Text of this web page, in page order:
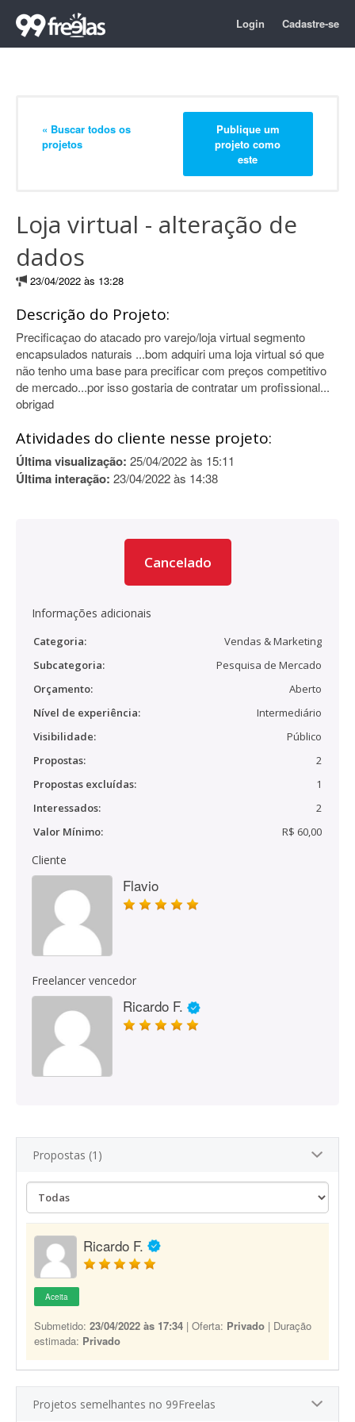
Login Cadastre-se
« Buscar todos os
projetos
Publique um
projeto como
este
Loja virtual - alteração de
dados
23/04/2022 às 13:28
Descrição do Projeto:
Precificaçao do atacado pro varejo/loja virtual segmento
encapsulados naturais ...bom adquiri uma loja virtual só que
não tenho uma base para precificar com preços competitivo
de mercado...por isso gostaria de contratar um profissional...
obrigad
Atividades do cliente nesse projeto:
Última visualização: 25/04/2022 às 15:11
Última interação: 23/04/2022 às 14:38
Cancelado
Informações adicionais
Categoria:
Vendas & Marketing
Subcategoria:
Pesquisa de Mercado
Orçamento:
Aberto
Nível de experiência:
Intermediário
Visibilidade:
Público
Propostas:
2
Propostas excluídas:
1
Interessados:
2
Valor Mínimo:
R$ 60,00
Cliente
Flavio
Freelancer vencedor
Ricardo F.
Propostas (1)
Ricardo F.
Aceita
Submetido: 23/04/2022 às 17:34 | Oferta: Privado | Duração
estimada: Privado
Projetos semelhantes no 99Freelas